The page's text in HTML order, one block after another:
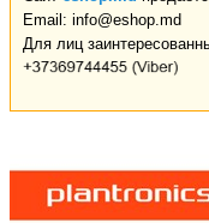
Email: info@eshop.md
Для лиц